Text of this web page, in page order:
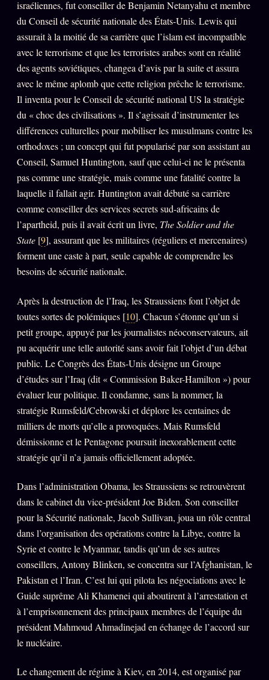
israéliennes, fut conseiller de Benjamin Netanyahu et membre
du Conseil de sécurité nationale des États-Unis. Lewis qui
assurait à la moitié de sa carrière que l’islam est incompatible
avec le terrorisme et que les terroristes arabes sont en réalité
des agents soviétiques, changea d’avis par la suite et assura
avec le même aplomb que cette religion prêche le terrorisme.
Il inventa pour le Conseil de sécurité national US la stratégie
du « choc des civilisations ». Il s’agissait d’instrumenter les
différences culturelles pour mobiliser les musulmans contre les
orthodoxes ; un concept qui fut popularisé par son assistant au
Conseil, Samuel Huntington, sauf que celui-ci ne le présenta
pas comme une stratégie, mais comme une fatalité contre la
laquelle il fallait agir. Huntington avait débuté sa carrière
comme conseiller des services secrets sud-africains de
l’apartheid, puis il avait écrit un livre, The Soldier and the
State [9], assurant que les militaires (réguliers et mercenaires)
forment une caste à part, seule capable de comprendre les
besoins de sécurité nationale.
Après la destruction de l’Iraq, les Straussiens font l’objet de
toutes sortes de polémiques [10]. Chacun s’étonne qu’un si
petit groupe, appuyé par les journalistes néoconservateurs, ait
pu acquérir une telle autorité sans avoir fait l’objet d’un débat
public. Le Congrès des États-Unis désigne un Groupe
d’études sur l’Iraq (dit « Commission Baker-Hamilton ») pour
évaluer leur politique. Il condamne, sans la nommer, la
stratégie Rumsfeld/Cebrowski et déplore les centaines de
milliers de morts qu’elle a provoquées. Mais Rumsfeld
démissionne et le Pentagone poursuit inexorablement cette
stratégie qu’il n’a jamais officiellement adoptée.
Dans l’administration Obama, les Straussiens se retrouvèrent
dans le cabinet du vice-président Joe Biden. Son conseiller
pour la Sécurité nationale, Jacob Sullivan, joua un rôle central
dans l’organisation des opérations contre la Libye, contre la
Syrie et contre le Myanmar, tandis qu’un de ses autres
conseillers, Antony Blinken, se concentra sur l’Afghanistan, le
Pakistan et l’Iran. C’est lui qui pilota les négociations avec le
Guide suprême Ali Khamenei qui aboutirent à l’arrestation et
à l’emprisonnement des principaux membres de l’équipe du
président Mahmoud Ahmadinejad en échange de l’accord sur
le nucléaire.
Le changement de régime à Kiev, en 2014, est organisé par